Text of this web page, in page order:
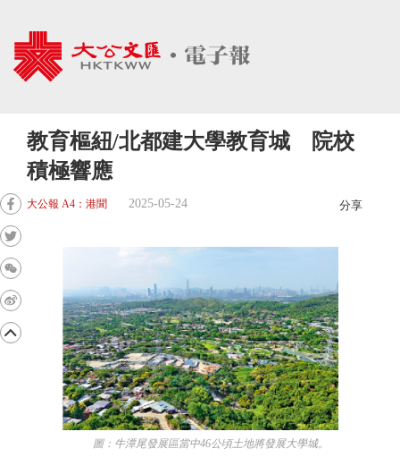
教育樞紐/北都建大學教育城 院校
積極響應
大公報 A4：港聞 2025-05-24 分享
圖：牛潭尾發展區當中46公頃土地將發展大學城。